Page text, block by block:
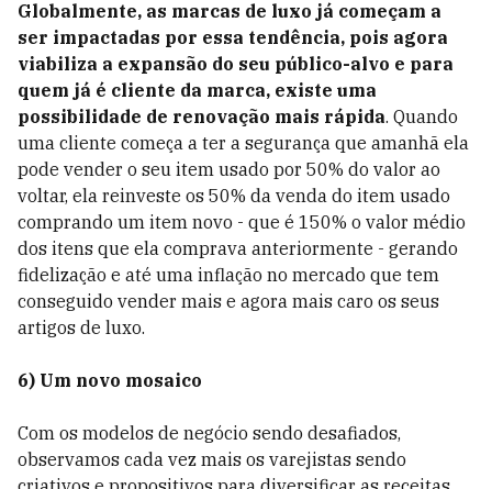
Globalmente, as marcas de luxo já começam a
ser impactadas por essa tendência, pois agora
viabiliza a expansão do seu público-alvo e para
quem já é cliente da marca, existe uma
possibilidade de renovação mais rápida. Quando
uma cliente começa a ter a segurança que amanhã ela
pode vender o seu item usado por 50% do valor ao
voltar, ela reinveste os 50% da venda do item usado
comprando um item novo - que é 150% o valor médio
dos itens que ela comprava anteriormente - gerando
fidelização e até uma inflação no mercado que tem
conseguido vender mais e agora mais caro os seus
artigos de luxo.
6) Um novo mosaico
Com os modelos de negócio sendo desafiados,
observamos cada vez mais os varejistas sendo